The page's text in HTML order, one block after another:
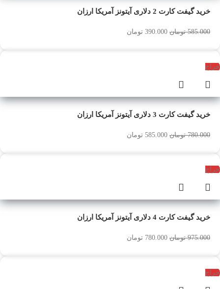
خرید گیفت کارت 2 دلاری آیتونز آمریکا ارزان
585.000 تومان 390.000 تومان
حراج
خرید گیفت کارت 3 دلاری آیتونز آمریکا ارزان
780.000 تومان 585.000 تومان
حراج
خرید گیفت کارت 4 دلاری آیتونز آمریکا ارزان
975.000 تومان 780.000 تومان
حراج